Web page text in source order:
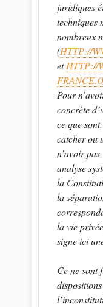
juridiques
techniques
nombreux
(HTTP://
etHTTP://
Pour
concrète
ce que
catcher ou
n’avoir
analyse
la
la
la vie
signe ici
Ce ne sont